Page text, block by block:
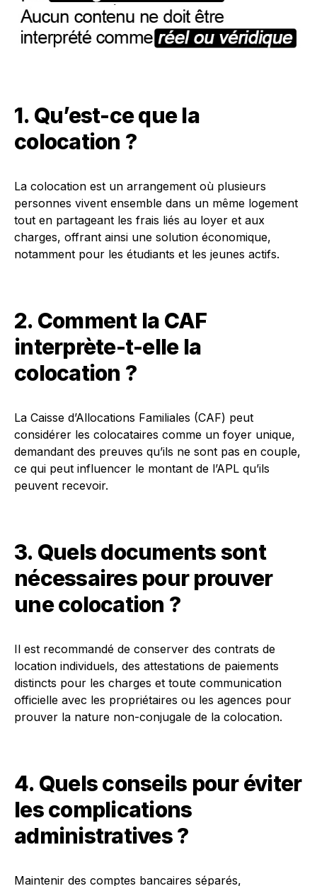
1. Qu’est-ce que la
colocation ?
La colocation est un arrangement où plusieurs
personnes vivent ensemble dans un même logement
tout en partageant les frais liés au loyer et aux
charges, offrant ainsi une solution économique,
notamment pour les étudiants et les jeunes actifs.
2. Comment la CAF
interprète-t-elle la
colocation ?
La Caisse d’Allocations Familiales (CAF) peut
considérer les colocataires comme un foyer unique,
demandant des preuves qu’ils ne sont pas en couple,
ce qui peut influencer le montant de l’APL qu’ils
peuvent recevoir.
3. Quels documents sont
nécessaires pour prouver
une colocation ?
Il est recommandé de conserver des contrats de
location individuels, des attestations de paiements
distincts pour les charges et toute communication
officielle avec les propriétaires ou les agences pour
prouver la nature non-conjugale de la colocation.
4. Quels conseils pour éviter
les complications
administratives ?
Maintenir des comptes bancaires séparés,